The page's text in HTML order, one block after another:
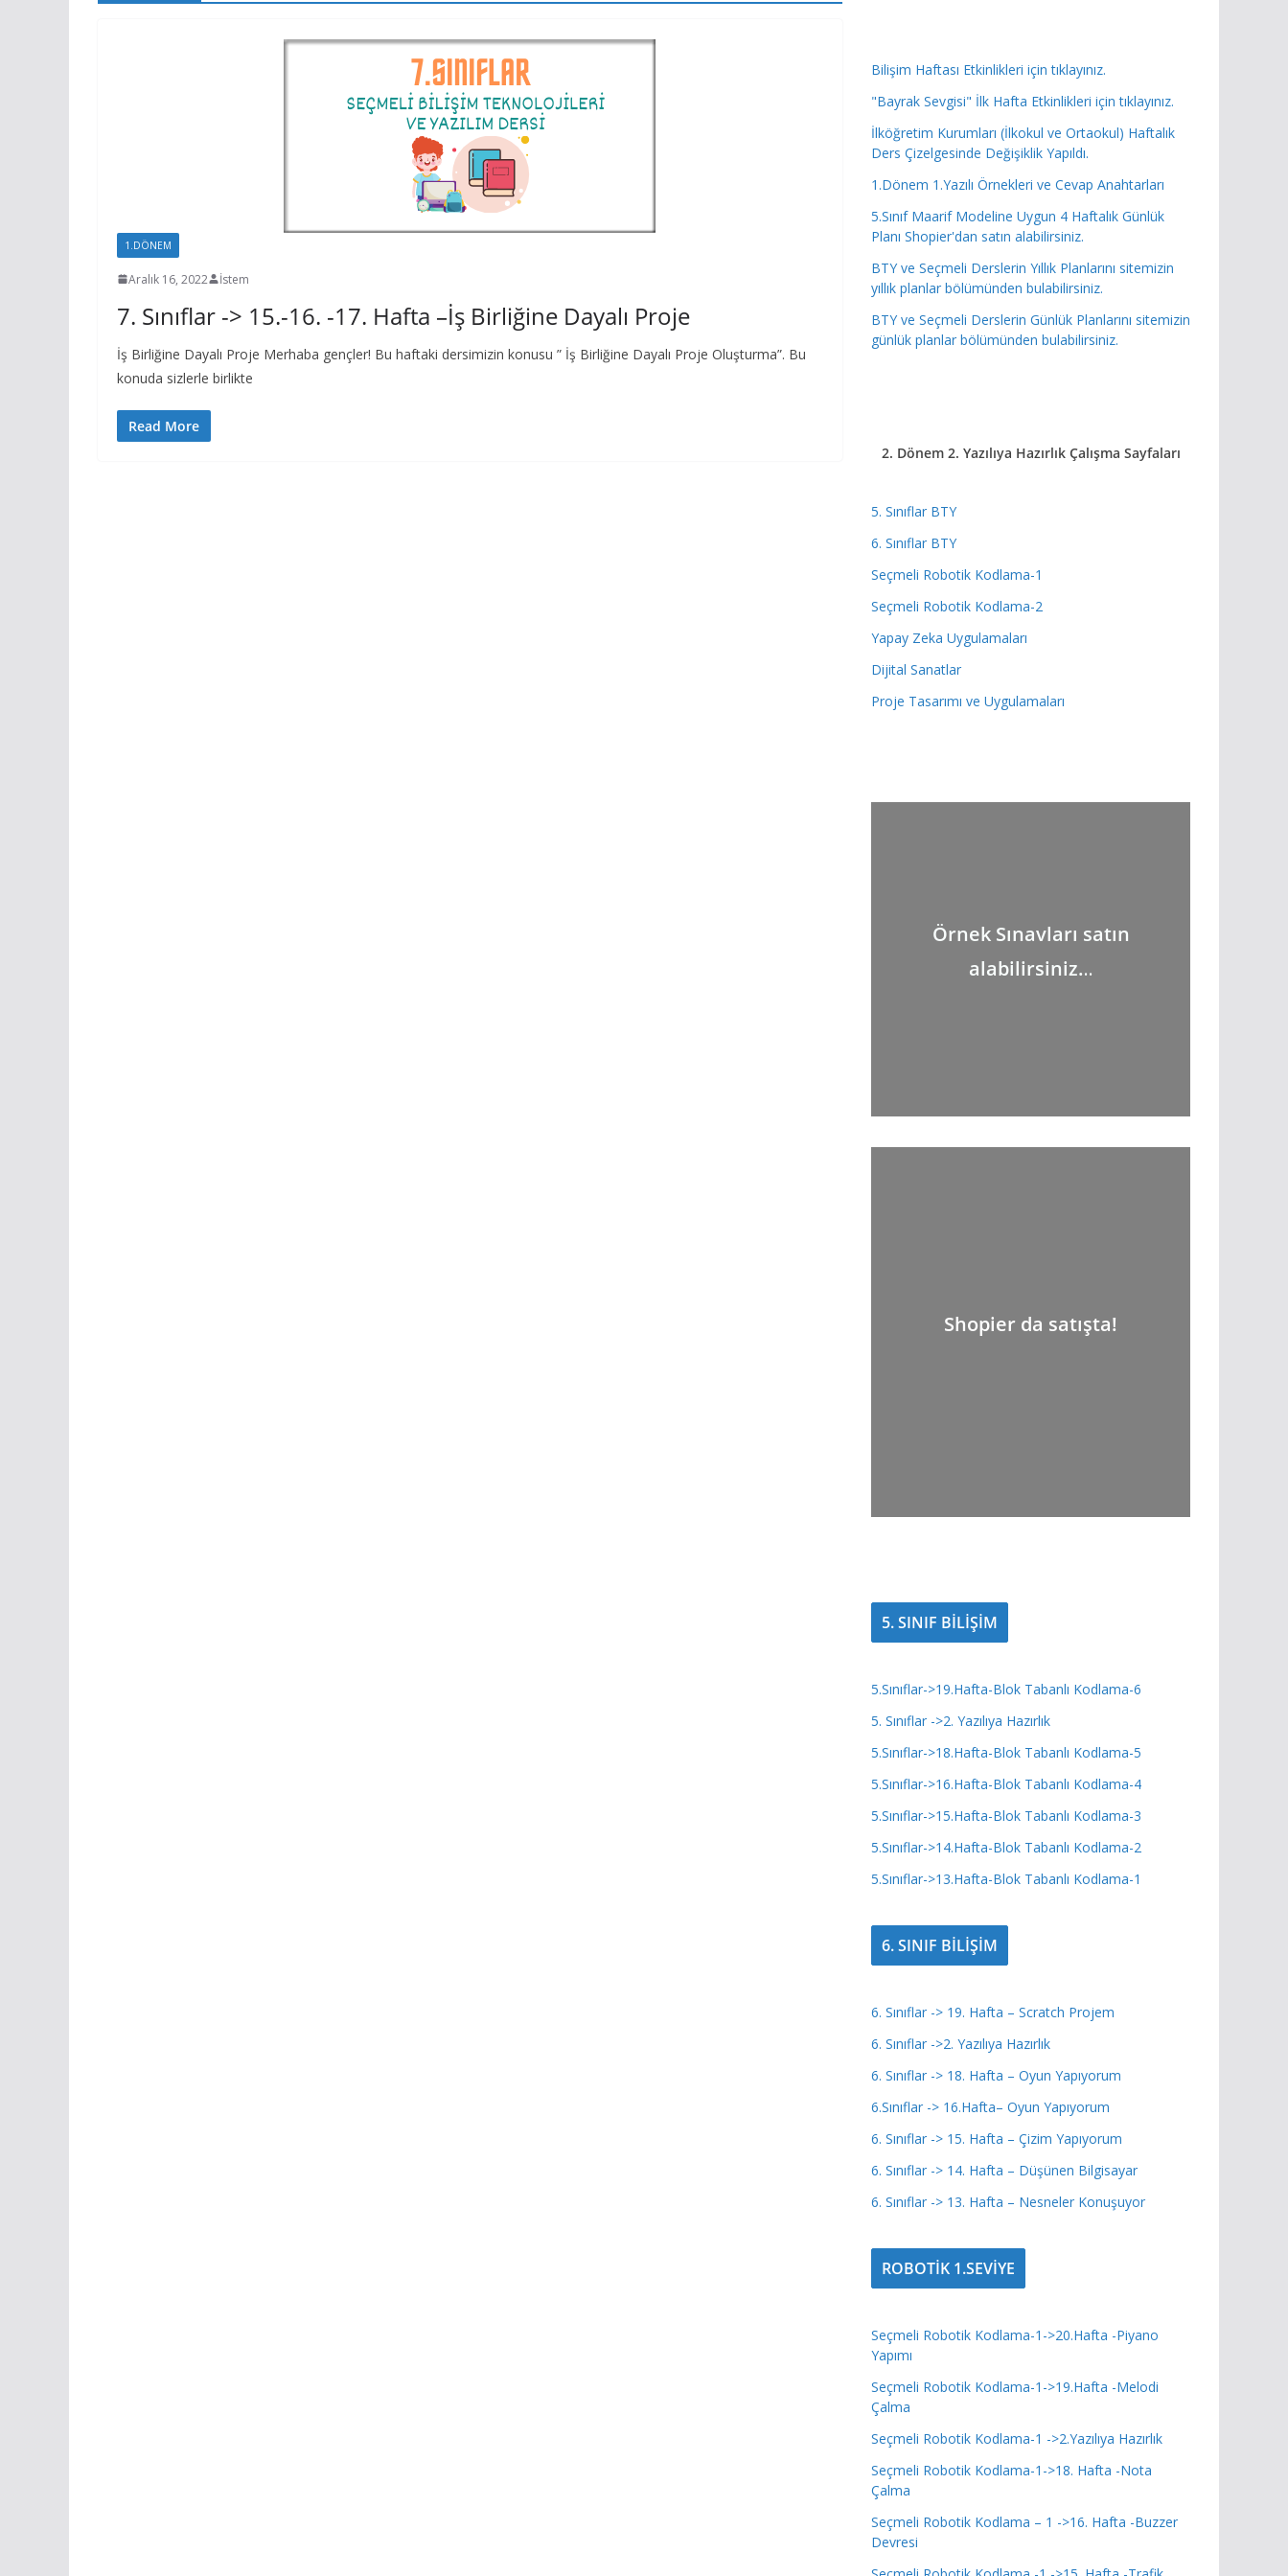
1.DÖNEM
Aralık 16, 2022 İstem
7. Sınıflar -> 15.-16. -17. Hafta –İş Birliğine Dayalı Proje
İş Birliğine Dayalı Proje Merhaba gençler! Bu haftaki dersimizin konusu ” İş Birliğine Dayalı Proje Oluşturma”. Bu
konuda sizlerle birlikte
Read More
Bilişim Haftası Etkinlikleri için tıklayınız.
"Bayrak Sevgisi" İlk Hafta Etkinlikleri için tıklayınız.
İlköğretim Kurumları (İlkokul ve Ortaokul) Haftalık
Ders Çizelgesinde Değişiklik Yapıldı.
1.Dönem 1.Yazılı Örnekleri ve Cevap Anahtarları
5.Sınıf Maarif Modeline Uygun 4 Haftalık Günlük
Planı Shopier'dan satın alabilirsiniz.
BTY ve Seçmeli Derslerin Yıllık Planlarını sitemizin
yıllık planlar bölümünden bulabilirsiniz.
BTY ve Seçmeli Derslerin Günlük Planlarını sitemizin
günlük planlar bölümünden bulabilirsiniz.
2. Dönem 2. Yazılıya Hazırlık Çalışma Sayfaları
5. Sınıflar BTY
6. Sınıflar BTY
Seçmeli Robotik Kodlama-1
Seçmeli Robotik Kodlama-2
Yapay Zeka Uygulamaları
Dijital Sanatlar
Proje Tasarımı ve Uygulamaları
Örnek Sınavları satın
alabilirsiniz...
Shopier da satışta!
5. SINIF BİLİŞİM
5.Sınıflar->19.Hafta-Blok Tabanlı Kodlama-6
5. Sınıflar ->2. Yazılıya Hazırlık
5.Sınıflar->18.Hafta-Blok Tabanlı Kodlama-5
5.Sınıflar->16.Hafta-Blok Tabanlı Kodlama-4
5.Sınıflar->15.Hafta-Blok Tabanlı Kodlama-3
5.Sınıflar->14.Hafta-Blok Tabanlı Kodlama-2
5.Sınıflar->13.Hafta-Blok Tabanlı Kodlama-1
6. SINIF BİLİŞİM
6. Sınıflar -> 19. Hafta – Scratch Projem
6. Sınıflar ->2. Yazılıya Hazırlık
6. Sınıflar -> 18. Hafta – Oyun Yapıyorum
6.Sınıflar -> 16.Hafta– Oyun Yapıyorum
6. Sınıflar -> 15. Hafta – Çizim Yapıyorum
6. Sınıflar -> 14. Hafta – Düşünen Bilgisayar
6. Sınıflar -> 13. Hafta – Nesneler Konuşuyor
ROBOTİK 1.SEVİYE
Seçmeli Robotik Kodlama-1->20.Hafta -Piyano
Yapımı
Seçmeli Robotik Kodlama-1->19.Hafta -Melodi
Çalma
Seçmeli Robotik Kodlama-1 ->2.Yazılıya Hazırlık
Seçmeli Robotik Kodlama-1->18. Hafta -Nota
Çalma
Seçmeli Robotik Kodlama – 1 ->16. Hafta -Buzzer
Devresi